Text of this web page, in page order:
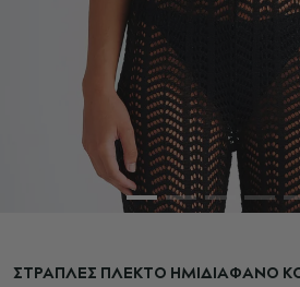
στην
ΣΤΡΑΠΛΕΣ ΠΛΕΚΤΟ ΗΜΙΔΙΑΦΑΝΟ